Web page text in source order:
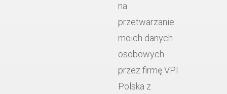
na
przetwarzanie
moich danych
osobowych
przez firmę VPI
Polska z